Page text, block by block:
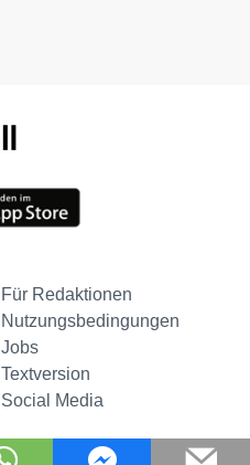
Für Redaktionen
Nutzungsbedingungen
Jobs
Textversion
Social Media